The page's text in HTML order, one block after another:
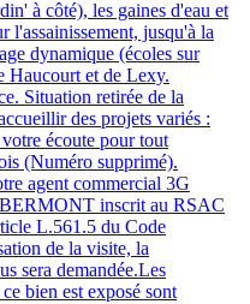
à côté), les gaines d'eau et
l'assainissement, jusqu'à la
dynamique (écoles sur
Haucourt et de Lexy.
Situation retirée de la
des projets variés :
écoute pour tout
(Numéro supprimé).
agent commercial 3G
inscrit au RSAC
L.561.5 du Code
de la visite, la
sera demandée.Les
bien est exposé sont